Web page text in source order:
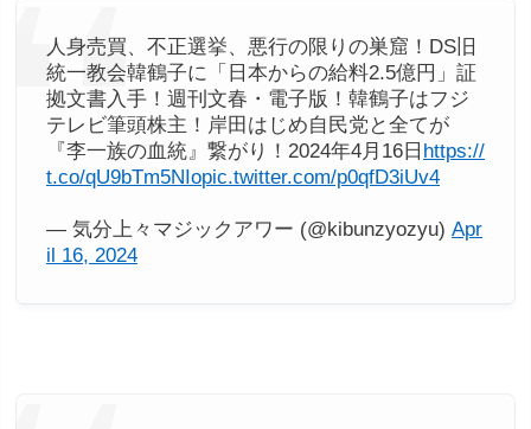
人身売買、不正選挙、悪行の限りの巣窟！DS旧
統一教会韓鶴子に「日本からの給料2.5億円」証
拠文書入手！週刊文春・電子版！韓鶴子はフジ
テレビ筆頭株主！岸田はじめ自民党と全てが
『李一族の血統』繋がり！2024年4月16日 https://
t.co/qU9bTm5NIopic.twitter.com/p0qfD3iUv4
— 気分上々マジックアワー (@kibunzyozyu) Apr
il 16, 2024